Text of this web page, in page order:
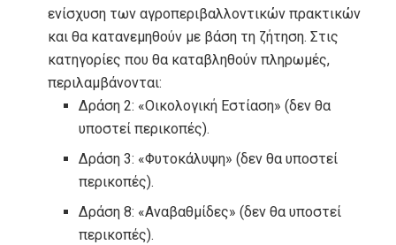
ενίσχυση των αγροπεριβαλλοντικών πρακτικών
και θα κατανεμηθούν με βάση τη ζήτηση. Στις
κατηγορίες που θα καταβληθούν πληρωμές,
περιλαμβάνονται:
∆ράση 2: «Οικολογική Εστίαση» (δεν θα
υποστεί περικοπές).
∆ράση 3: «Φυτοκάλυψη» (δεν θα υποστεί
περικοπές).
∆ράση 8: «Αναβαθμίδες» (δεν θα υποστεί
περικοπές).